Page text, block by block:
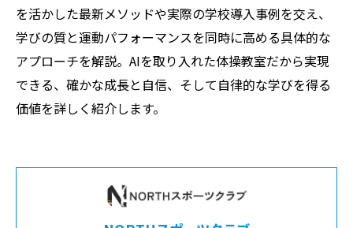
を活かした最新メソッドや実際の学校導入事例を交え、
学びの質と運動パフォーマンスを同時に高める具体的な
アプローチを解説。AIを取り入れた体操教室だから実現
できる、確かな成長と自信、そして自律的な学びを得る
価値を詳しく紹介します。